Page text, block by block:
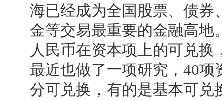
海已经成为全国股票、债券
金等交易最重要的金融高地
人民币在资本项上的可兑
最近也做了一项研究，40
分可兑换，有的是基本可兑